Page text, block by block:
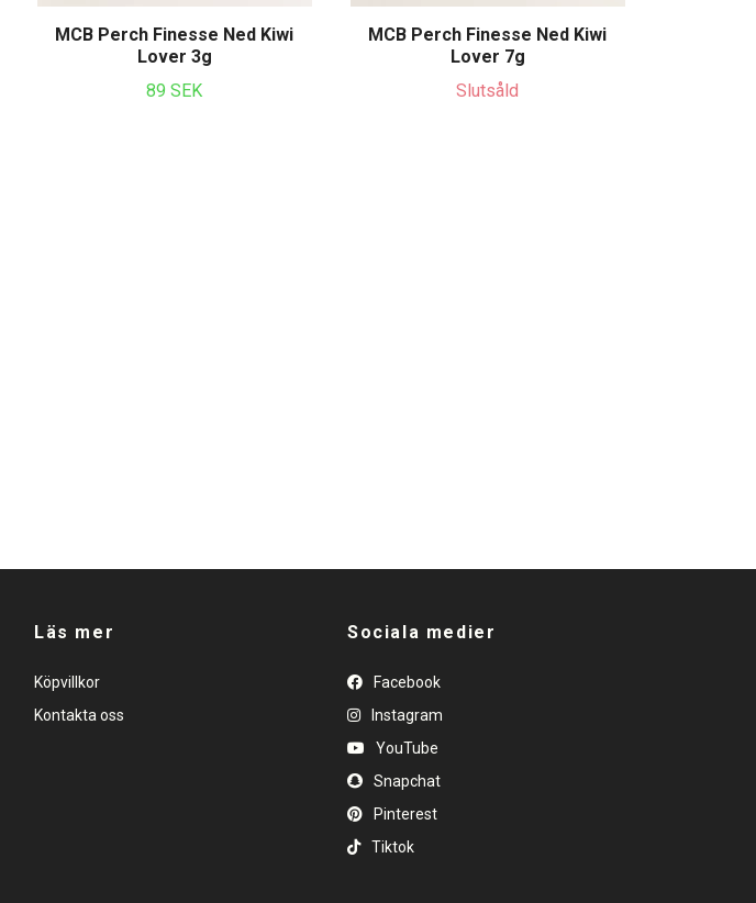
MCB Perch Finesse Ned Kiwi
Lover 3g
89 SEK
MCB Perch Finesse Ned Kiwi
Lover 7g
Slutsåld
Läs mer
Köpvillkor
Kontakta oss
Sociala medier
Facebook
Instagram
YouTube
Snapchat
Pinterest
Tiktok